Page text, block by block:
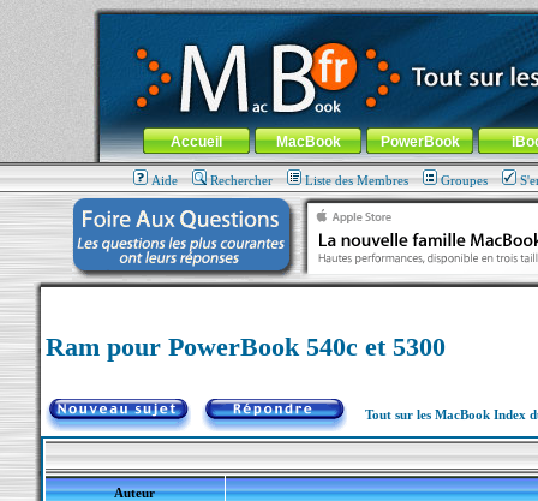
MacBook-fr.com : 100% Apple... 100% nomade !
Aller au contenu-Aller au menu général-Aller au menu de
Menu général
Accueil MacBook PowerBook
Aide Rechercher Liste des Membres Groupes
Ram pour PowerBook 540c et 5300
Tout sur les MacBook Index
Auteur